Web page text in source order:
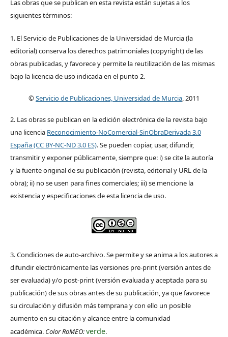
Las obras que se publican en esta revista están sujetas a los
siguientes términos:
1. El Servicio de Publicaciones de la Universidad de Murcia (la
editorial) conserva los derechos patrimoniales (copyright) de las
obras publicadas, y favorece y permite la reutilización de las mismas
bajo la licencia de uso indicada en el punto 2.
©Servicio de Publicaciones, Universidad de Murcia, 2011
2. Las obras se publican en la edición electrónica de la revista bajo
una licencia Reconocimiento-NoComercial-SinObraDerivada 3.0
España (CC BY-NC-ND 3.0 ES). Se pueden copiar, usar, difundir,
transmitir y exponer públicamente, siempre que: i) se cite la autoría
y la fuente original de su publicación (revista, editorial y URL de la
obra); ii) no se usen para fines comerciales; iii) se mencione la
existencia y especificaciones de esta licencia de uso.
3. Condiciones de auto-archivo. Se permite y se anima a los autores a
difundir electrónicamente las versiones pre-print (versión antes de
ser evaluada) y/o post-print (versión evaluada y aceptada para su
publicación) de sus obras antes de su publicación, ya que favorece
su circulación y difusión más temprana y con ello un posible
aumento en su citación y alcance entre la comunidad
académica. Color RoMEO:verde.